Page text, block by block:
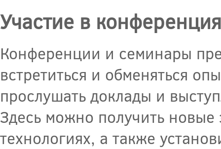
Участие в
Конференции и семинары
встретиться и обменяться
прослушать доклады и
Здесь можно получить новые
технологиях, а также